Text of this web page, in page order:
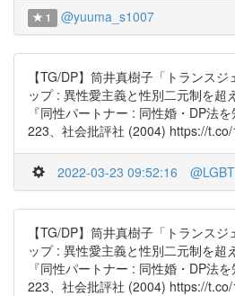
1 @yuuma_s1007
【TG/DP】筒井真樹子「トランス
ップ : 異性愛主義と性別二元制を超
『同性パートナー : 同性婚・DP法
223、社会批評社 (2004) https://
2022-03-23 09:52:16
【TG/DP】筒井真樹子「トランス
ップ : 異性愛主義と性別二元制を超
『同性パートナー : 同性婚・DP法
223、社会批評社 (2004) https://